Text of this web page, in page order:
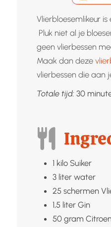
Vlierbloesemlikeur
Pluk niet al je
geen vlierbessen
Maak dan deze
vlierbessen die aan
Totale tijd: 30
1 kilo Suiker
3 liter water
25 schermen
1,5 liter Gin
50 gram